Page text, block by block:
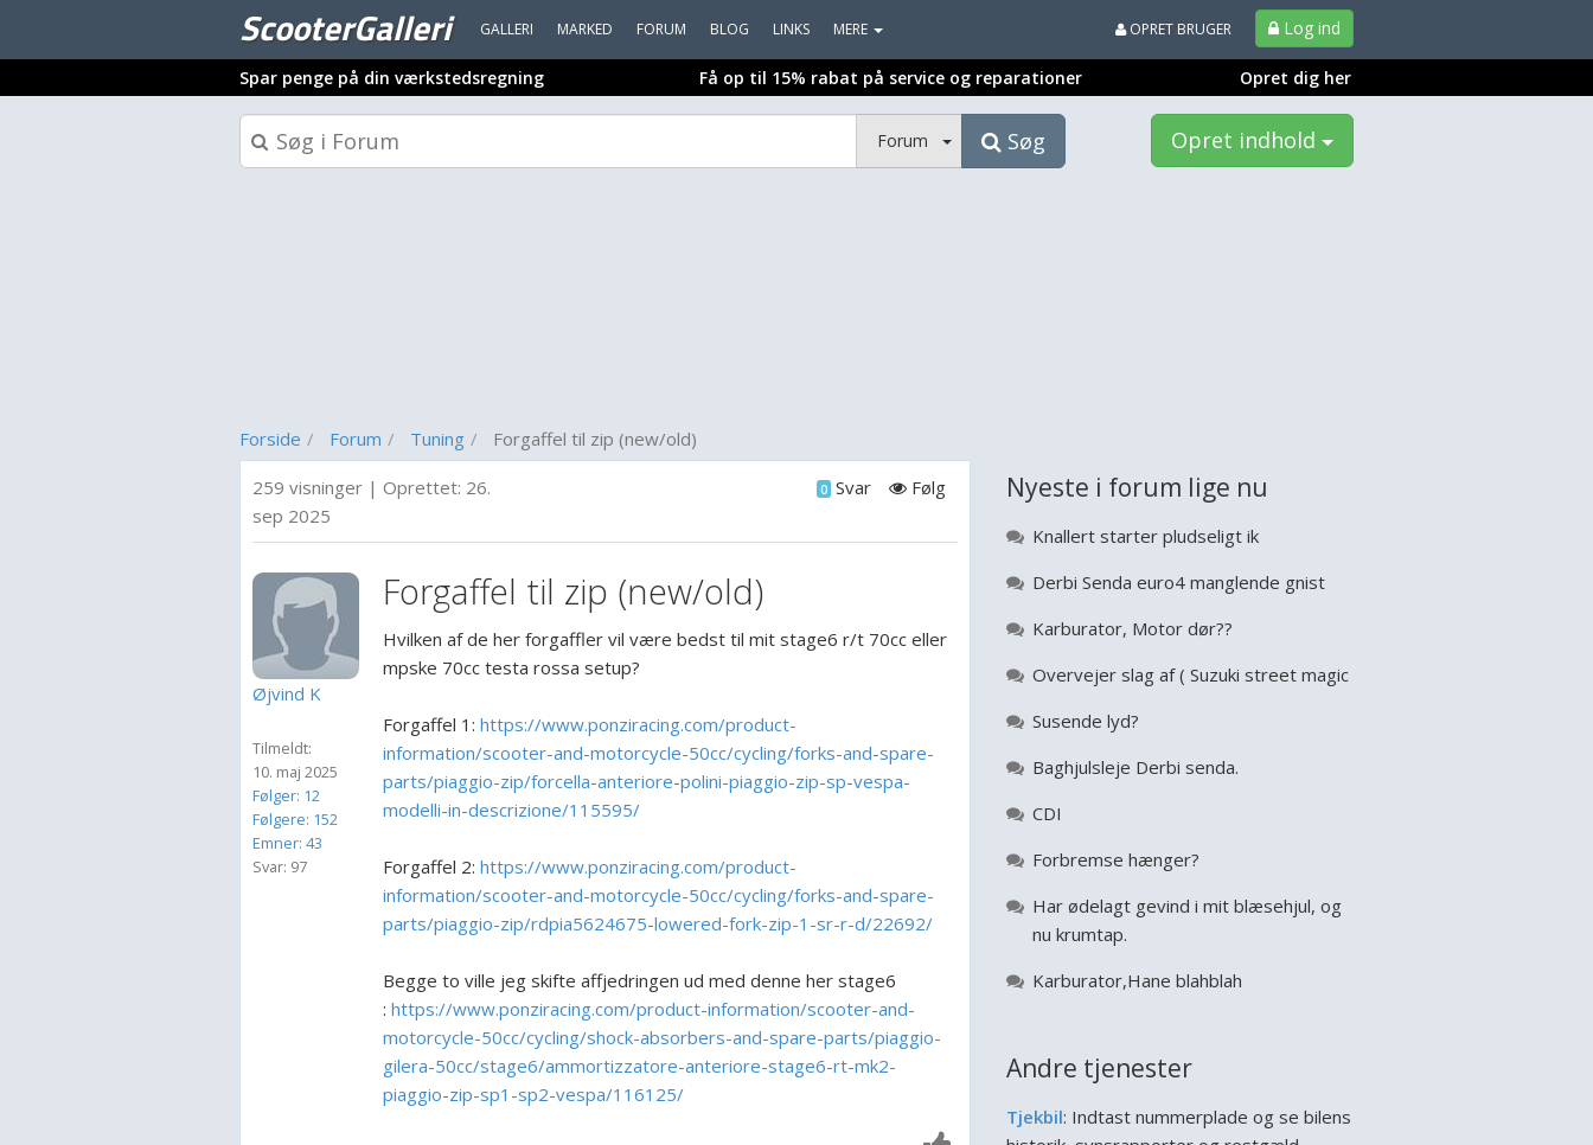
ScooterGalleri GALLERI MARKED FORUM BLOG LINKS MERE Log ind
OPRET BRUGER
Spar penge på din værkstedsregning Få op til 15% rabat på service og reparationer Opret dig her
Forum Søg Opret indhold
Forside Forum Tuning Forgaffel til zip (new/old)
259 visninger | Oprettet: 26.
sep 2025
Følg
0 Svar
Øjvind K
Tilmeldt:
10. maj 2025
Følger: 12
Følgere: 152
Emner: 43
Svar: 97
Forgaffel til zip (new/old)
Hvilken af de her forgaffler vil være bedst til mit stage6 r/t 70cc eller
mpske 70cc testa rossa setup?
Forgaffel 1: https://www.ponziracing.com/product-
information/scooter-and-motorcycle-50cc/cycling/forks-and-spare-
parts/piaggio-zip/forcella-anteriore-polini-piaggio-zip-sp-vespa-
modelli-in-descrizione/115595/
Forgaffel 2: https://www.ponziracing.com/product-
information/scooter-and-motorcycle-50cc/cycling/forks-and-spare-
parts/piaggio-zip/rdpia5624675-lowered-fork-zip-1-sr-r-d/22692/
Begge to ville jeg skifte affjedringen ud med denne her stage6
: https://www.ponziracing.com/product-information/scooter-and-
motorcycle-50cc/cycling/shock-absorbers-and-spare-parts/piaggio-
gilera-50cc/stage6/ammortizzatore-anteriore-stage6-rt-mk2-
piaggio-zip-sp1-sp2-vespa/116125/
Nyeste i forum lige nu
Knallert starter pludseligt ik
Derbi Senda euro4 manglende gnist
Karburator, Motor dør??
Overvejer slag af ( Suzuki street magic
Susende lyd?
Baghjulsleje Derbi senda.
CDI
Forbremse hænger?
Har ødelagt gevind i mit blæsehjul, og
nu krumtap.
Karburator,Hane blahblah
Andre tjenester
Tjekbil: Indtast nummerplade og se bilens